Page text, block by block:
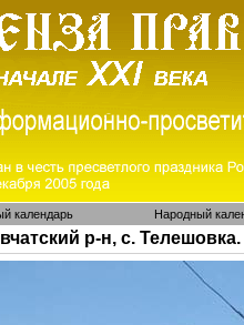
календарь Народный
р-н, с.